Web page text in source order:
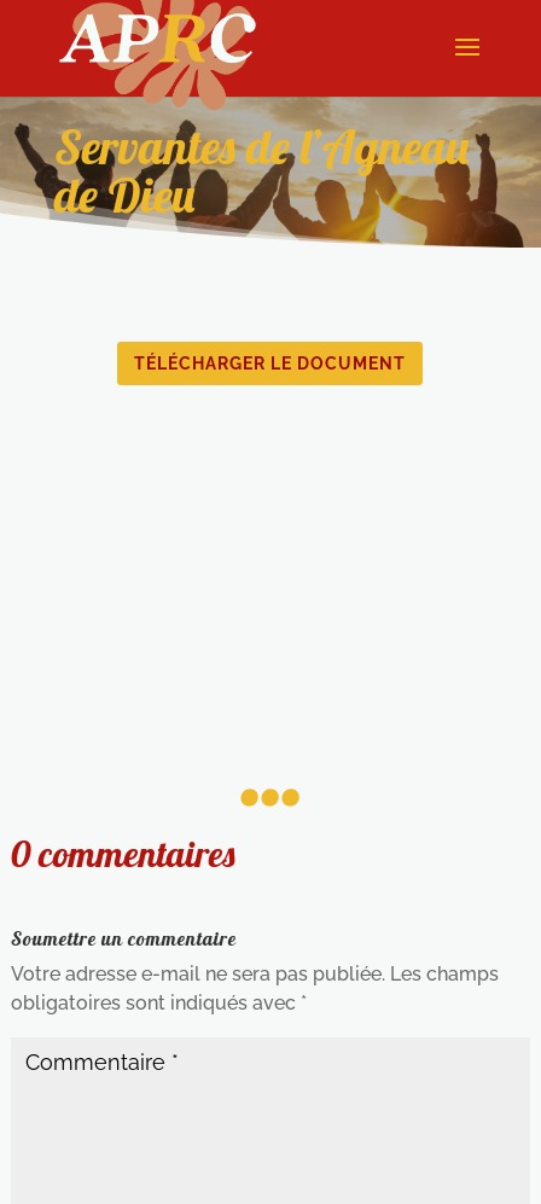
Servantes de l’Agneau
de Dieu
TÉLÉCHARGER LE DOCUMENT
...
0 commentaires
Soumettre un commentaire
Votre adresse e-mail ne sera pas publiée. Les champs
obligatoires sont indiqués avec *